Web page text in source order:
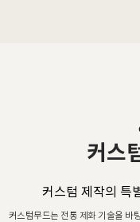
커스
커스텀 제작의 특
커스텀무드는 전통 제화 기술을 바